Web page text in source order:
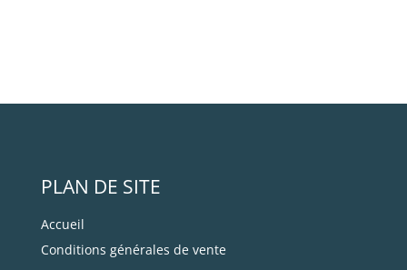
PLAN DE SITE
Accueil
Conditions générales de vente